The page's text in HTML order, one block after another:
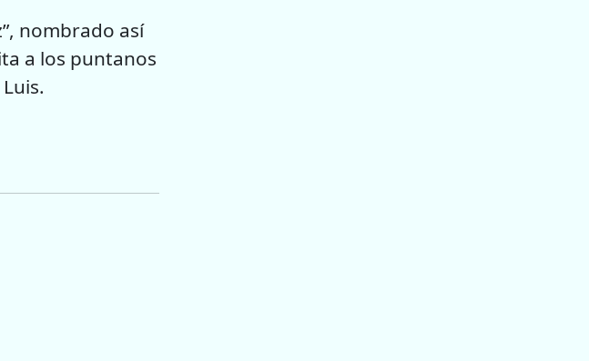
nombrado así
a los puntanos